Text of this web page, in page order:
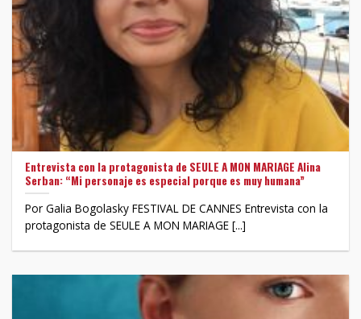
Entrevista con la protagonista de SEULE A MON MARIAGE Alina
Serban: “Mi personaje es especial porque es muy humana”
Por Galia Bogolasky FESTIVAL DE CANNES Entrevista con la
protagonista de SEULE A MON MARIAGE [...]